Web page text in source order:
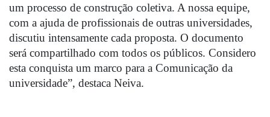
um processo de construção coletiva. A nossa equipe,
com a ajuda de profissionais de outras universidades,
discutiu intensamente cada proposta. O documento
será compartilhado com todos os públicos. Considero
esta conquista um marco para a Comunicação da
universidade”, destaca Neiva.